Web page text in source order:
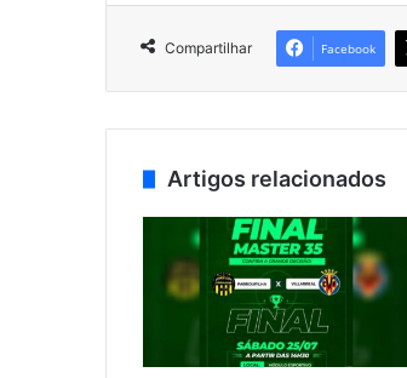
Compartilhar Facebook
Artigos relacionados